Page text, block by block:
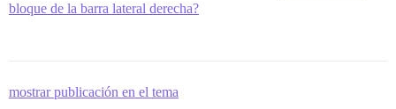
bloque de la barra lateral derecha?
mostrar publicación en el tema